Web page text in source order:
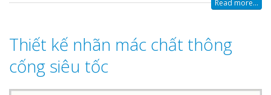
Read more...
Thiết kế nhãn mác chất thông
cống siêu tốc